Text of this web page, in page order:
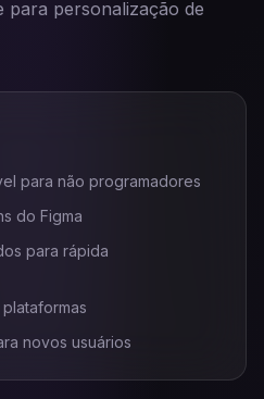
para personalização de
para não programadores
do Figma
para rápida
novos usuários